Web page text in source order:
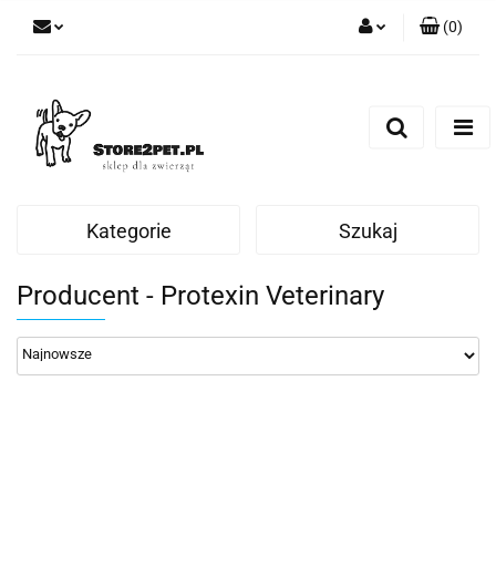
(0)
Kategorie Szukaj
Producent - Protexin Veterinary